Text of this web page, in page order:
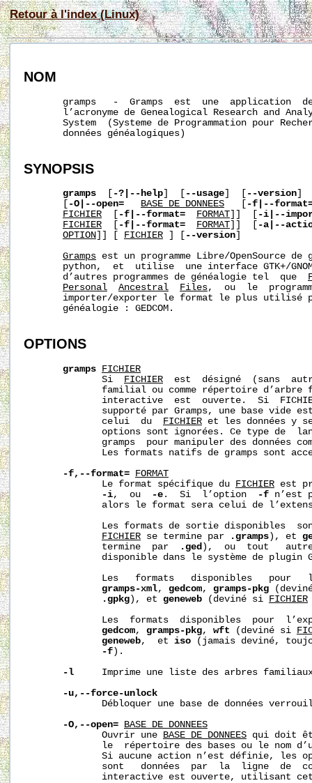
Retour à l'index (Linux)
NOM
gramps   -  Gramps  est  une  application
l’acronyme de Genealogical Research and
System  (Systeme de Programmation pour
       données généalogiques)
SYNOPSIS
gramps -?|--help --usage --version
-O|--open= BASE_DE_DONNEES
-f|--
FICHIER
-f|--format= FORMAT
-i|--
FICHIER
-f|--format= FORMAT
-a|--
OPTION
FICHIER --version
Gramps est un programme Libre/OpenSource
python,  et  utilise  une interface GTK+/
       d’autres programmes de généalogie tel  que
Personal
Ancestral Files,  ou  le
importer/exporter le format le plus utilisé
       généalogie : GEDCOM.
OPTIONS
gramps
FICHIER
              Si
FICHIER
est  désigné  (sans
familial ou comme répertoire d’arbre
interactive  est  ouverte.  Si
supporté par Gramps, une base vide
              celui  du
FICHIER et les données y
options sont ignorées. Ce type de
gramps  pour manipuler des données
Les formats natifs de gramps sont
-f,--format=
FORMAT
              Le format spécifique du
FICHIER est
-i,  ou -e .  Si  l’option -f n’est
alors le format sera celui de
Les formats de sortie disponibles
FICHIER se termine par .gramps ), et
              termine  par
.ged ),  ou  tout
disponible dans le système de plugin
Les   formats   disponibles   pour
gramps-xml, gedcom, gramps-pkg
.gpkg ), et geneweb (deviné si FICHIER
Les  formats  disponibles  pour
gedcom, gramps-pkg, wft (deviné si
geneweb,  et iso (jamais deviné,
-f ).
-l
Imprime une liste des arbres
-u,--force-unlock
Débloquer une base de données
-O,--open=
BASE_DE_DONNEES
              Ouvrir une
BASE_DE_DONNEES qui doit
le  répertoire des bases ou le nom
Si aucune action n’est définie, les
sont   données  par  la  ligne  de
interactive est ouverte, utilisant